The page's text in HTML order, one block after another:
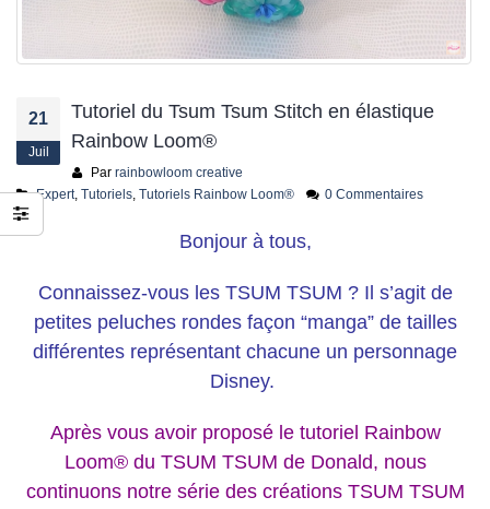
21
Juil
Tutoriel du Tsum Tsum Stitch en élastique
Rainbow Loom®
Par rainbowloom creative
Expert, Tutoriels, Tutoriels Rainbow Loom® 0 Commentaires
Bonjour à tous,
Connaissez-vous les TSUM TSUM ? Il s’agit de
petites peluches rondes façon “manga” de tailles
différentes représentant chacune un personnage
Disney.
Après vous avoir proposé le tutoriel Rainbow
Loom® du TSUM TSUM de Donald, nous
continuons notre série des créations TSUM TSUM